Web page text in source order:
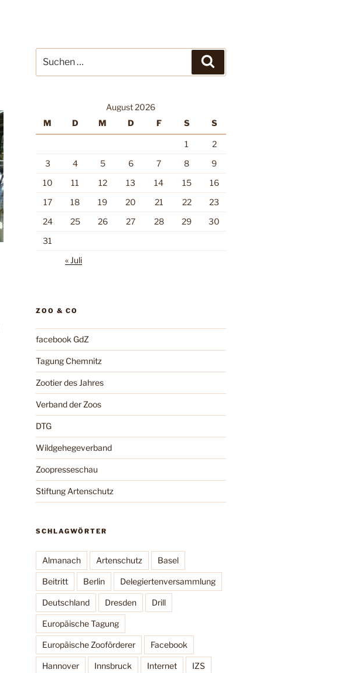
nach:
August 2026
M
D M D F S S
1
2
3
4 5 6 7 8
9
10
11 12 13 14 15
16
17
18 19 20 21 22
23
24
25 26 27 28 29
30
31
« Juli
ZOO & CO
facebook GdZ
Tagung Chemnitz
Zootier des Jahres
Verband der Zoos
DTG
Wildgehegeverband
Zoopresseschau
Stiftung Artenschutz
SCHLAGWÖRTER
Almanach Artenschutz Basel
Beitritt Berlin Delegiertenversammlung
Deutschland Dresden Drill
Europäische Tagung
Europäische Zooförderer Facebook
Hannover Innsbruck Internet IZS